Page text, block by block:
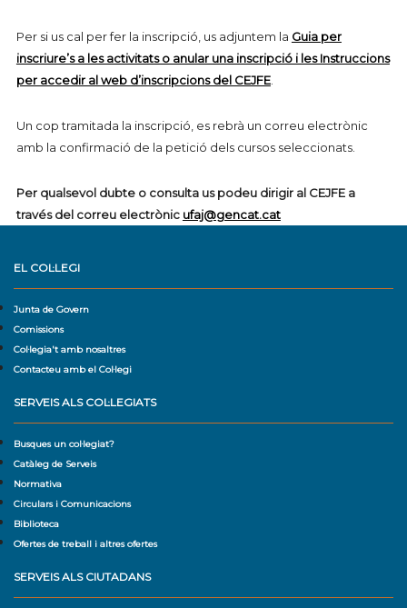
Per si us cal per fer la inscripció, us adjuntem la Guia per
inscriure’s a les activitats o anular una inscripció i les Instruccions
per accedir al web d’inscripcions del CEJFE.
Un cop tramitada la inscripció, es rebrà un correu electrònic
amb la confirmació de la petició dels cursos seleccionats.
Per qualsevol dubte o consulta us podeu dirigir al CEJFE a
través del correu electrònic ufaj@gencat.cat
EL COL·LEGI
Junta de Govern
Comissions
Col·legia't amb nosaltres
Contacteu amb el Col·legi
SERVEIS ALS COL·LEGIATS
Busques un col·legiat?
Catàleg de Serveis
Normativa
Circulars i Comunicacions
Biblioteca
Ofertes de treball i altres ofertes
SERVEIS ALS CIUTADANS